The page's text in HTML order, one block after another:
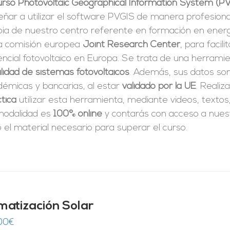
Photovoltaic Geographical Information System
a utilizar el software PVGIS de manera
de nuestro centro referente en formación en
comisión europea Joint Research Center, para
fotovoltaico en Europa. Se trata de una
de sistemas fotovoltaicos. Además, sus datos
y bancarias, al estarvalidado por la UE.
utilizar esta herramienta, mediante videos,
es100% online y contarás con acceso a
el material necesario para superar el curso.
Solar
€